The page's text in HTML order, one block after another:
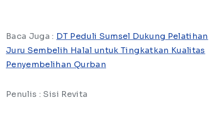
Baca Juga : DT Peduli Sumsel Dukung Pelatihan
Juru Sembelih Halal untuk Tingkatkan Kualitas
Penyembelihan Qurban
Penulis : Sisi Revita